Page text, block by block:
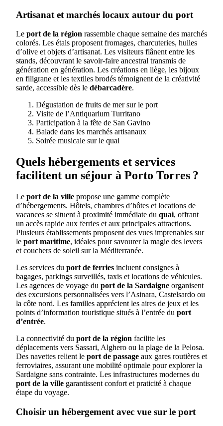
Artisanat et marchés locaux autour du port
Le port de la région rassemble chaque semaine des marchés
colorés. Les étals proposent fromages, charcuteries, huiles
d’olive et objets d’artisanat. Les visiteurs flânent entre les
stands, découvrant le savoir-faire ancestral transmis de
génération en génération. Les créations en liège, les bijoux
en filigrane et les textiles brodés témoignent de la créativité
sarde, accessible dès le débarcadère.
Dégustation de fruits de mer sur le port
Visite de l’Antiquarium Turritano
Participation à la fête de San Gavino
Balade dans les marchés artisanaux
Soirée musicale sur le quai
Quels hébergements et services
facilitent un séjour à Porto Torres ?
Le port de la ville propose une gamme complète
d’hébergements. Hôtels, chambres d’hôtes et locations de
vacances se situent à proximité immédiate du quai, offrant
un accès rapide aux ferries et aux principales attractions.
Plusieurs établissements proposent des vues imprenables sur
le port maritime, idéales pour savourer la magie des levers
et couchers de soleil sur la Méditerranée.
Les services du port de ferries incluent consignes à
bagages, parkings surveillés, taxis et locations de véhicules.
Les agences de voyage du port de la Sardaigne organisent
des excursions personnalisées vers l’Asinara, Castelsardo ou
la côte nord. Les familles apprécient les aires de jeux et les
points d’information touristique situés à l’entrée du port
d’entrée.
La connectivité du port de la région facilite les
déplacements vers Sassari, Alghero ou la plage de la Pelosa.
Des navettes relient le port de passage aux gares routières et
ferroviaires, assurant une mobilité optimale pour explorer la
Sardaigne sans contrainte. Les infrastructures modernes du
port de la ville garantissent confort et praticité à chaque
étape du voyage.
Choisir un hébergement avec vue sur le port